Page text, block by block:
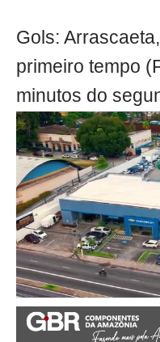
Gols:
primeiro tempo
minutos do